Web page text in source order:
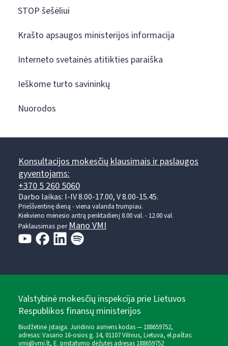
STOP šešėliui
Krašto apsaugos ministerijos informacija
Interneto svetainės atitikties paraiška
Ieškome turto savininkų
Nuorodos
Konsultacijos mokesčių klausimais ir paslaugos
gyventojams:
+370 5 260 5060
Darbo laikas: I-IV 8.00-17.00, V 8.00-15.45.
Prieššventinę dieną - viena valanda trumpiau.
Kiekvieno mėnesio antrą penktadienį 8.00 val. - 12.00 val.
Paklausimas perMano VMI
Valstybinė mokesčių inspekcija prie Lietuvos
Respublikos finansų ministerijos
Biudžetinė įstaiga. Juridinio asmens kodas — 188659752,
adresas: Vasario 16-osios g. 14, 01107 Vilnius, Lietuva, el.paštas:
vmi@vmi.lt, E. pristatymo dėžutės adresas 188659752